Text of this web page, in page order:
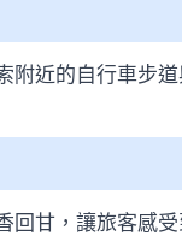
附近的自行車步
甘，讓旅客感